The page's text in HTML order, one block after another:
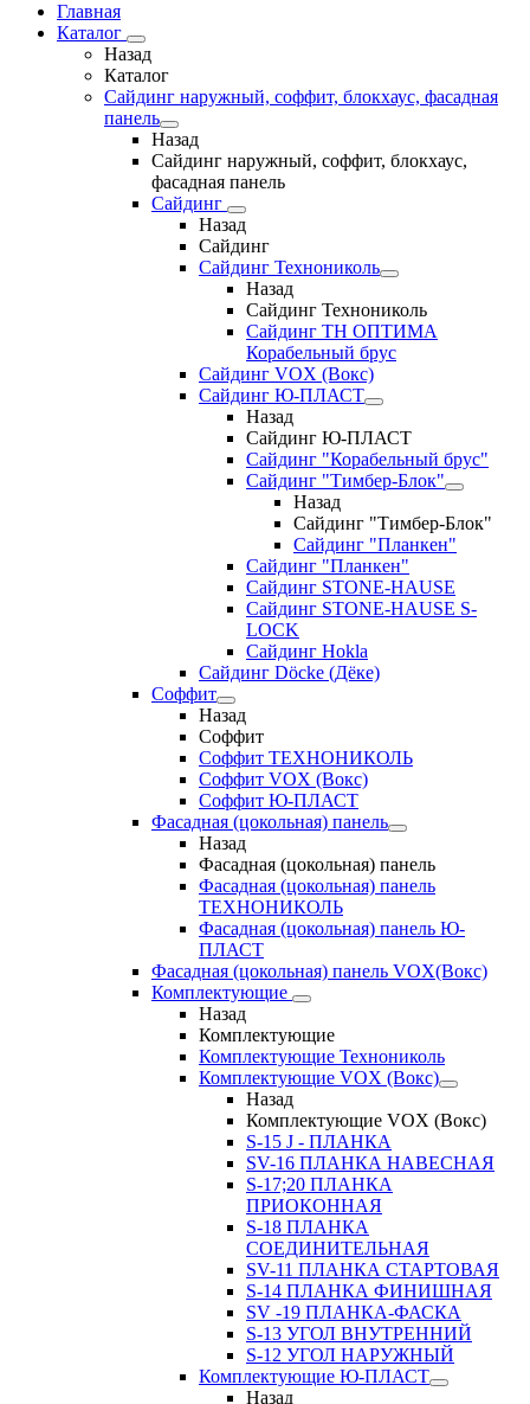
Главная
Каталог
Назад
Каталог
Сайдинг наружный, соффит, блокхаус, фасадная
панель
Назад
Сайдинг наружный, соффит, блокхаус,
фасадная панель
Сайдинг
Назад
Сайдинг
Сайдинг Технониколь
Назад
Сайдинг Технониколь
Сайдинг ТН ОПТИМА
Корабельный брус
Сайдинг VOX (Вокс)
Сайдинг Ю-ПЛАСТ
Назад
Сайдинг Ю-ПЛАСТ
Сайдинг "Корабельный брус"
Сайдинг "Тимбер-Блок"
Назад
Сайдинг "Тимбер-Блок"
Сайдинг "Планкен"
Сайдинг "Планкен"
Сайдинг STONE-HAUSE
Сайдинг STONE-HAUSE S-
LOCK
Сайдинг Hokla
Сайдинг Döcke (Дёке)
Соффит
Назад
Соффит
Соффит ТЕХНОНИКОЛЬ
Соффит VOX (Вокс)
Соффит Ю-ПЛАСТ
Фасадная (цокольная) панель
Назад
Фасадная (цокольная) панель
Фасадная (цокольная) панель
ТЕХНОНИКОЛЬ
Фасадная (цокольная) панель Ю-
ПЛАСТ
Фасадная (цокольная) панель VOX(Вокс)
Комплектующие
Назад
Комплектующие
Комплектующие Технониколь
Комплектующие VOX (Вокс)
Назад
Комплектующие VOX (Вокс)
S-15 J - ПЛАНКА
SV-16 ПЛАНКА НАВЕСНАЯ
S-17;20 ПЛАНКА
ПРИОКОННАЯ
S-18 ПЛАНКА
СОЕДИНИТЕЛЬНАЯ
SV-11 ПЛАНКА СТАРТОВАЯ
S-14 ПЛАНКА ФИНИШНАЯ
SV -19 ПЛАНКА-ФАСКА
S-13 УГОЛ ВНУТРЕННИЙ
S-12 УГОЛ НАРУЖНЫЙ
Комплектующие Ю-ПЛАСТ
Назад